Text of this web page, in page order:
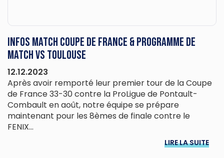
Infos match Coupe de France & programme de
match vs Toulouse
12.12.2023
Après avoir remporté leur premier tour de la Coupe
de France 33-30 contre la ProLigue de Pontault-
Combault en août, notre équipe se prépare
maintenant pour les 8èmes de finale contre le
FENIX...
LIRE LA SUITE